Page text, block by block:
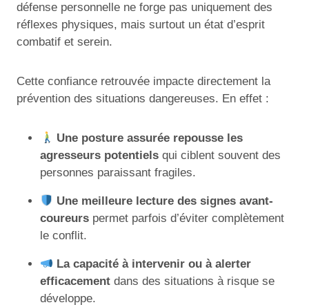
défense personnelle ne forge pas uniquement des
réflexes physiques, mais surtout un état d’esprit
combatif et serein.
Cette confiance retrouvée impacte directement la
prévention des situations dangereuses. En effet :
Une posture assurée repousse les
agresseurs potentiels qui ciblent souvent des
personnes paraissant fragiles.
Une meilleure lecture des signes avant-
coureurs permet parfois d’éviter complètement
le conflit.
La capacité à intervenir ou à alerter
efficacement dans des situations à risque se
développe.